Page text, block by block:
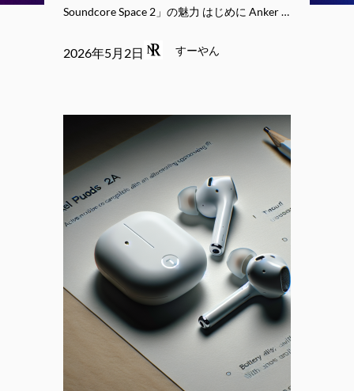
Soundcore Space 2」の魅力 はじめに Anker …
2026年5月2日 すーやん